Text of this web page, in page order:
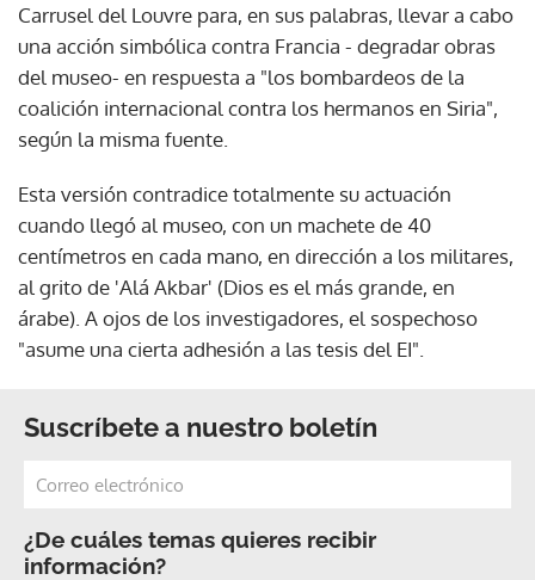
Carrusel del Louvre para, en sus palabras, llevar a cabo
una acción simbólica contra Francia - degradar obras
del museo- en respuesta a "los bombardeos de la
coalición internacional contra los hermanos en Siria",
según la misma fuente.
Esta versión contradice totalmente su actuación
cuando llegó al museo, con un machete de 40
centímetros en cada mano, en dirección a los militares,
al grito de 'Alá Akbar' (Dios es el más grande, en
árabe). A ojos de los investigadores, el sospechoso
"asume una cierta adhesión a las tesis del EI".
Suscríbete a nuestro boletín
¿De cuáles temas quieres recibir
información?